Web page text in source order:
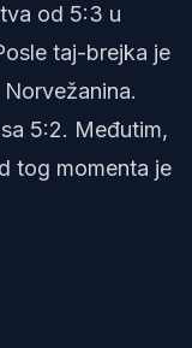
od 5:3 u
taj-brejka je
5:2. Međutim,
tog momenta je